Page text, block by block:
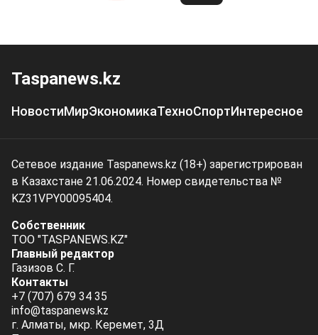
Taspanews.kz
НовостиМирЭкономикаТехноСпортИнтересное
Сетевое издание Taspanews.kz (18+) зарегистрирован
в Казахстане 21.06.2024. Номер свидетельства №
KZ31VPY00095404.
Собственник
ТОО "TASPANEWS.KZ"
Главный редактор
Газизов С. Г.
Контакты
+7 (707) 679 34 35
info@taspanews.kz
г. Алматы, мкр. Керемет, 3Д